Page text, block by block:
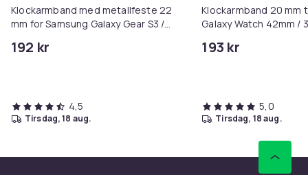
Beskytt enheten din med et moderne og pålitelig
beskyttelsesdeksel
Artikkel nr.
ea23a6c6-0a55-40f3-898b-ce31f04e529b
Klockarmband med metallfeste 22
mm for Samsung Galaxy Gear S3 /
Watch GT for Watch 2 Pro for
192 kr
4,5
tirsdag, 18 aug.
Klockarmband 20 mm
Galaxy Watch 42mm /
LG Watch Sport til
193 kr
5,0
tirsdag, 18 aug.